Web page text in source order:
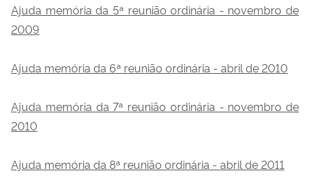
Ajuda memória da 5ª reunião ordinária - novembro de
2009
Ajuda memória da 6ª reunião ordinária - abril de 2010
Ajuda memória da 7ª reunião ordinária - novembro de
2010
Ajuda memória da 8ª reunião ordinária - abril de 2011